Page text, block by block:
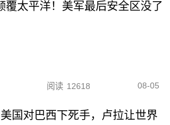
覆太平洋！美军最后安全区没了
阅读 12618 08-05
美国对巴西下死手，卢拉让世界